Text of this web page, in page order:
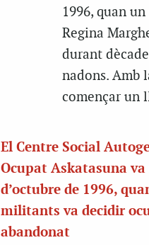
1996, quan
Regina
durant
nadons. Amb
començar un
El Centre Social
Ocupat Askatasuna
d’octubre de 1996,
militants va decidir
abandonat